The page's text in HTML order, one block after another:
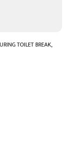
TOILET BREAK,